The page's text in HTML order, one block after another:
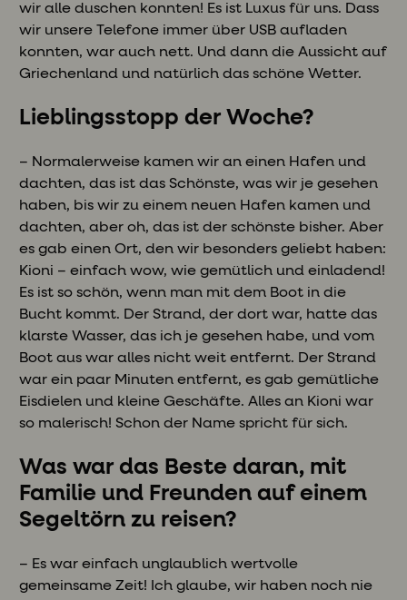
wir alle duschen konnten! Es ist Luxus für uns. Dass
wir unsere Telefone immer über USB aufladen
konnten, war auch nett. Und dann die Aussicht auf
Griechenland und natürlich das schöne Wetter.
Lieblingsstopp der Woche?
– Normalerweise kamen wir an einen Hafen und
dachten, das ist das Schönste, was wir je gesehen
haben, bis wir zu einem neuen Hafen kamen und
dachten, aber oh, das ist der schönste bisher. Aber
es gab einen Ort, den wir besonders geliebt haben:
Kioni – einfach wow, wie gemütlich und einladend!
Es ist so schön, wenn man mit dem Boot in die
Bucht kommt. Der Strand, der dort war, hatte das
klarste Wasser, das ich je gesehen habe, und vom
Boot aus war alles nicht weit entfernt. Der Strand
war ein paar Minuten entfernt, es gab gemütliche
Eisdielen und kleine Geschäfte. Alles an Kioni war
so malerisch! Schon der Name spricht für sich.
Was war das Beste daran, mit
Familie und Freunden auf einem
Segeltörn zu reisen?
– Es war einfach unglaublich wertvolle
gemeinsame Zeit! Ich glaube, wir haben noch nie